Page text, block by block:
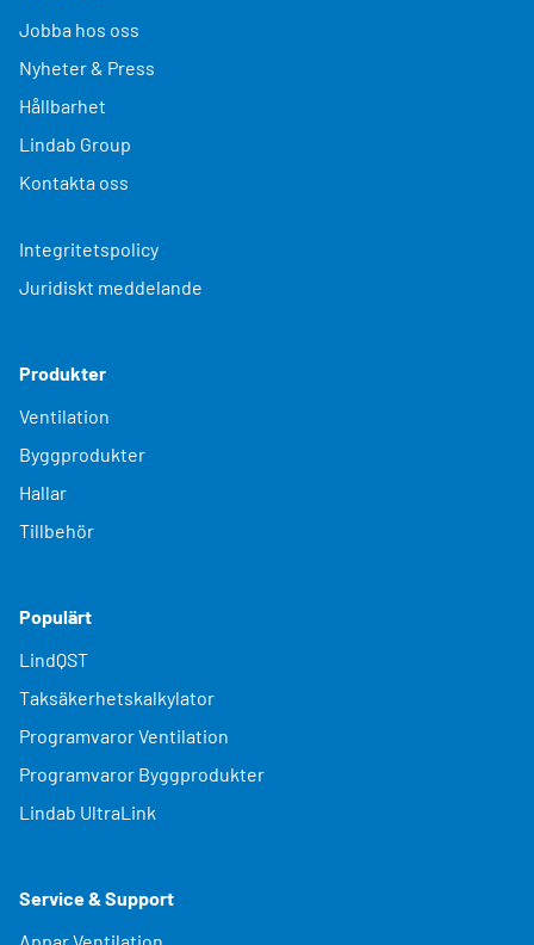
Jobba hos oss
Nyheter & Press
Hållbarhet
Lindab Group
Kontakta oss
Integritetspolicy
Juridiskt meddelande
Produkter
Ventilation
Byggprodukter
Hallar
Tillbehör
Populärt
LindQST
Taksäkerhetskalkylator
Programvaror Ventilation
Programvaror Byggprodukter
Lindab UltraLink
Service & Support